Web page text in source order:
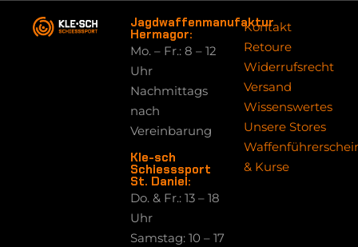
Jagdwaffenmanufaktur
Hermagor:
Mo. – Fr.: 8 – 12
Uhr
Nachmittags
nach
Vereinbarung
Kle-sch
Schiesssport
St. Daniel:
Do. & Fr.: 13 – 18
Uhr
Samstag: 10 – 17
Kontakt
Retoure
Widerrufsrecht
Versand
Wissenswertes
Unsere Stores
& Kurse